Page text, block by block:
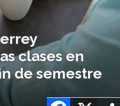
clases en
de semestre
X
Facebook